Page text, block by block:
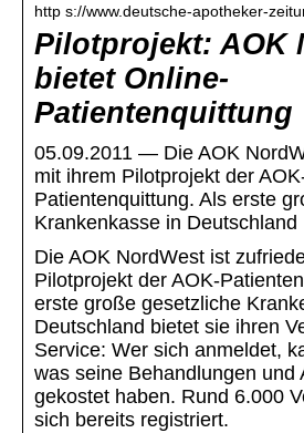
http s://www.deutsche-apotheker-
Pilotprojekt: AOK
bietet Online-
Patientenquittung
05.09.2011 — Die AOK
mit ihrem Pilotprojekt der
Patientenquittung. Als erste
Krankenkasse in
Die AOK NordWest ist
Pilotprojekt der AOK-
erste große gesetzliche
Deutschland bietet sie ihren
Service: Wer sich anmeldet,
was seine Behandlungen und
gekostet haben. Rund 6.000
sich bereits registriert.